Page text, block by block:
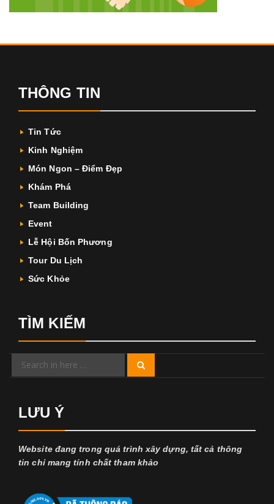
THÔNG TIN
Tin Tức
Kinh Nghiệm
Món Ngon – Điểm Đẹp
Khám Phá
Team Building
Event
Lễ Hội Bốn Phương
Tour Du Lịch
Sức Khỏe
TÌM KIẾM
Search
LƯU Ý
Website đang trong quá trình xây dựng, tất cả thông
tin chỉ mang tính chất tham khảo